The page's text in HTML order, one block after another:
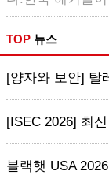
TOP 뉴스
[양자와 보안] 탈
[ISEC 2026] 최
블랙햇 USA